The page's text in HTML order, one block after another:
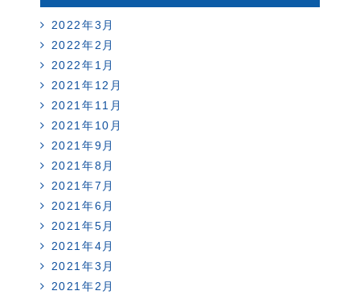
2022年3月
2022年2月
2022年1月
2021年12月
2021年11月
2021年10月
2021年9月
2021年8月
2021年7月
2021年6月
2021年5月
2021年4月
2021年3月
2021年2月